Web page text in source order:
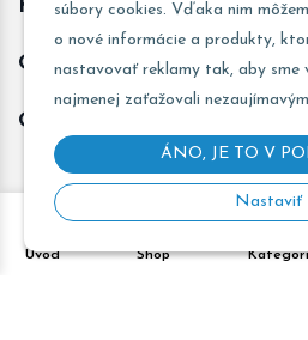
súbory cookies. Vďaka nim
o nové informácie a produkty,
nastavovať reklamy tak, aby sme
najmenej zaťažovali
ÁNO, JE TO V
Nastaviť
Úvod Shop
Kontakt predajňa
Obchodné informácie
Odoberať novinky
e-shop Pohoda